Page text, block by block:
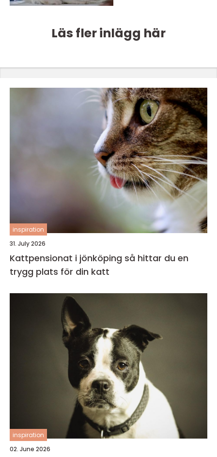
Läs fler inlägg här
inspiration
31. July 2026
Kattpensionat i jönköping så hittar du en
trygg plats för din katt
inspiration
02. June 2026